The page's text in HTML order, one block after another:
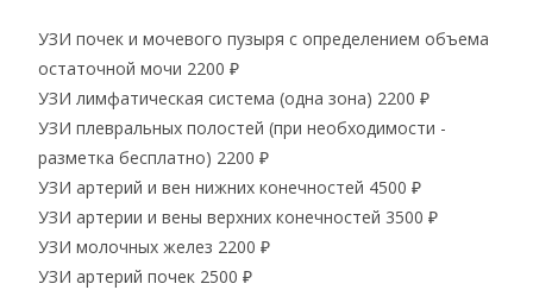
УЗИ почек и мочевого пузыря с определением объема
остаточной мочи 2200 ₽
УЗИ лимфатическая система (одна зона) 2200 ₽
УЗИ плевральных полостей (при необходимости -
разметка бесплатно) 2200 ₽
УЗИ артерий и вен нижних конечностей 4500 ₽
УЗИ артерии и вены верхних конечностей 3500 ₽
УЗИ молочных желез 2200 ₽
УЗИ артерий почек 2500 ₽